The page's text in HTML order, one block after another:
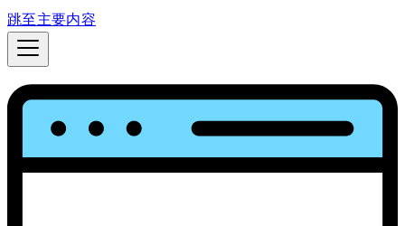
跳至主要内容